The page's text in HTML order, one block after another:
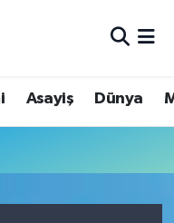
Asayiş Dünya
Fikstür